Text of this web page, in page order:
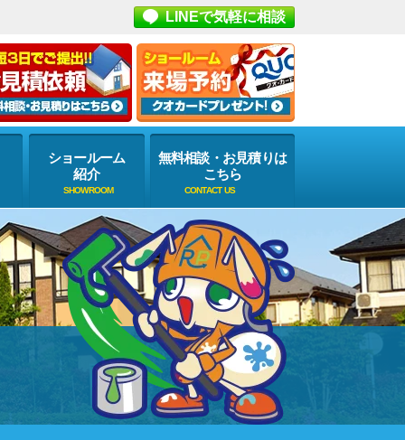
LINEで気軽に相談
ショールーム
紹介
無料相談・お見積りは
こちら